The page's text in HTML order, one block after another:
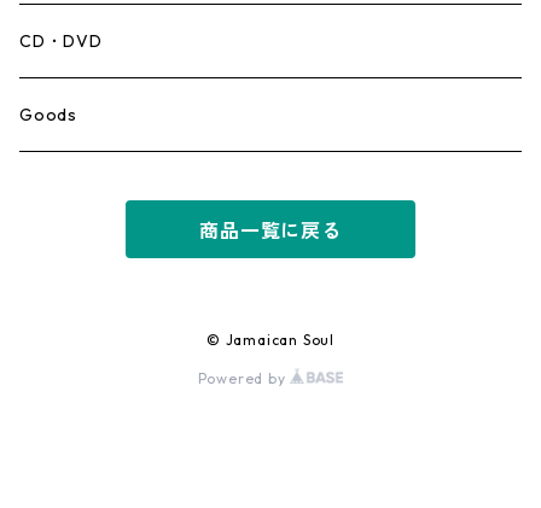
Mento,Calypso,Ballad
Ska
CD・DVD
Goods
商品一覧に戻る
© Jamaican Soul
Powered by